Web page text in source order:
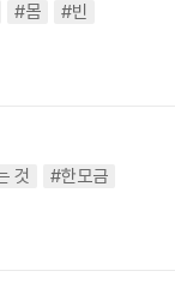
#몸
#빈
것
#한모금